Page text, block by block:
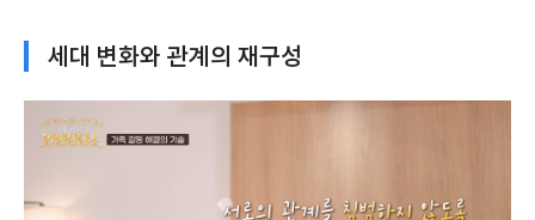
세대 변화와 관계의 재구성